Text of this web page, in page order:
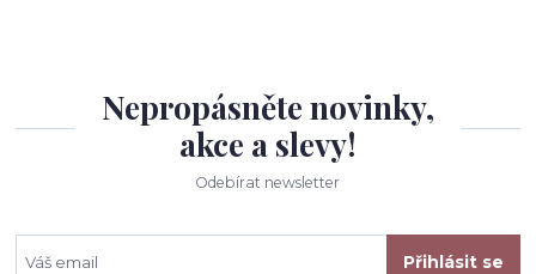
Nepropásněte novinky,
akce a slevy!
Odebírat newsletter
Přihlásit se